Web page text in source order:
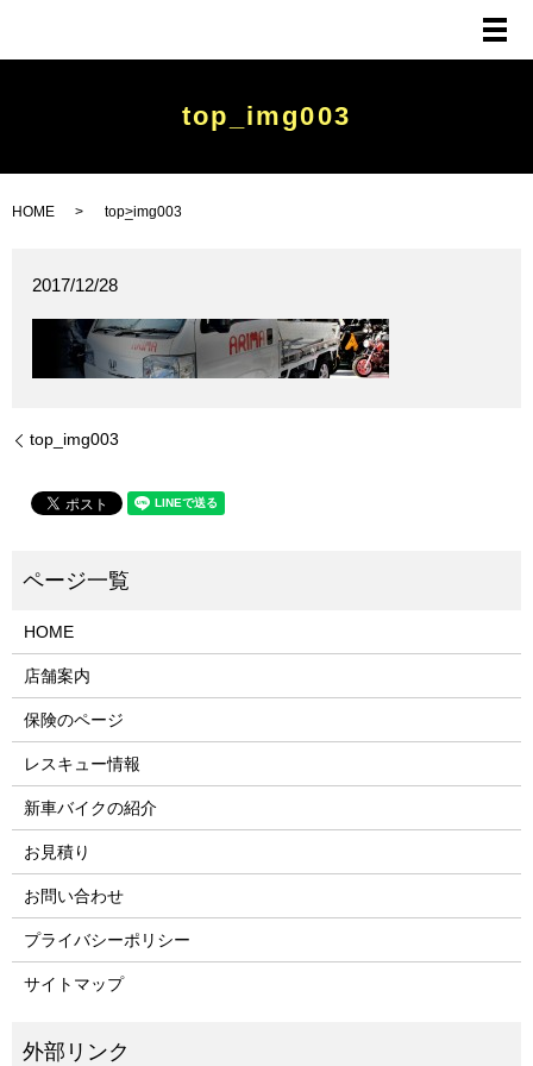
メ
top_img003
HOME top_img003
2017/12/28
top_img003
HOME
店舗案内
保険のページ
レスキュー情報
新車バイクの紹介
お見積り
お問い合わせ
プライバシーポリシー
サイトマップ